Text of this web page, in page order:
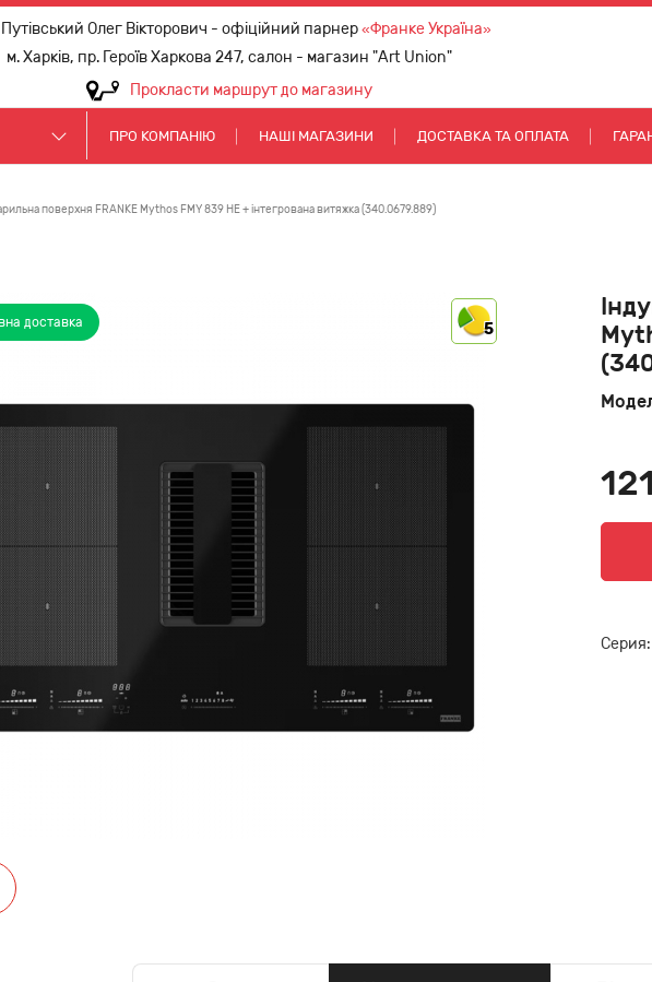
Олег Вікторович - офіційний парнер«Франке Україна»
м. Харків, пр. Героїв Харкова 247, салон - магазин "Art Union"
Прокласти маршрут до магазину
ПРО КОМПАНІЮ НАШІ МАГАЗИНИ ДОСТАВКА ТА ОПЛАТА
поверхня FRANKE Mythos FMY 839 HE + інтегрована витяжка (340.0679.889)
доставка 5
Серия: